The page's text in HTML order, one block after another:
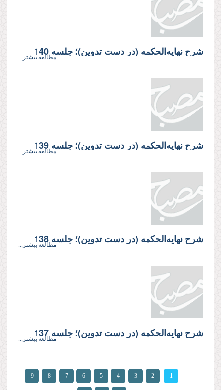
شرح نهایه‌الحکمه (در دست تدوین)؛ جلسه 140مطالعه بیشتر...
شرح نهایه‌الحکمه (در دست تدوین)؛ جلسه 139مطالعه بیشتر...
شرح نهایه‌الحکمه (در دست تدوین)؛ جلسه 138مطالعه بیشتر...
شرح نهایه‌الحکمه (در دست تدوین)؛ جلسه 137مطالعه بیشتر...
صفحه‌ها
1
2
3
4
5
6
7
8
9